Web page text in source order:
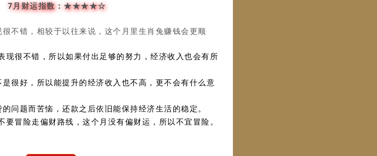
7月财运指数：★★★★☆
不错，相较于以往来说，这个月里生肖兔赚钱会更顺
现很不错，所以如果付出足够的努力，经济收入也会有所
很好，所以能提升的经济收入也不高，更不会有什么意
问题而苦恼，还款之后依旧能保持经济生活的稳定。
要冒险走偏财路线，这个月没有偏财运，所以不宜冒险。